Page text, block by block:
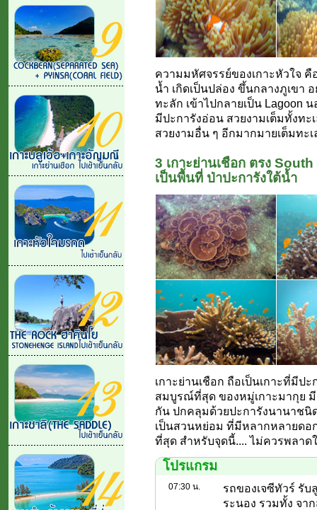
ความมหัศจรรย์ของเกาะหัวใจ คื
น้ำ เกิดเป็นปล่อง ขึ้นกลางภูเขา
ทะลัก เข้าไปกลายเป็น Lagoon
มีปะการังอ่อน สวยงามเต็มทั้งท
สวยงามอื่น ๆ อีกมากมายเต็มทะเ
3 เกาะย่านเชือก ตรง
เป็นพื้นที่ ป่าปะการังใต้น้ำ
เกาะย่านเชือก ถือเป็นเกาะที่มีป
สมบูรณ์ที่สุด ของหมู่เกาะมากุย
กัน ปกคลุมด้วยปะการังนานาชนิ
เป็นสวนหย่อม ที่มีหลากหลายดอ
ที่สุด สำหรับจุดนี้.... ไม่ควรพลาด
โปรแกรม
07:30 น.
รถของเจซีทัวร์ รั
ระนอง รวมทั้ง จา